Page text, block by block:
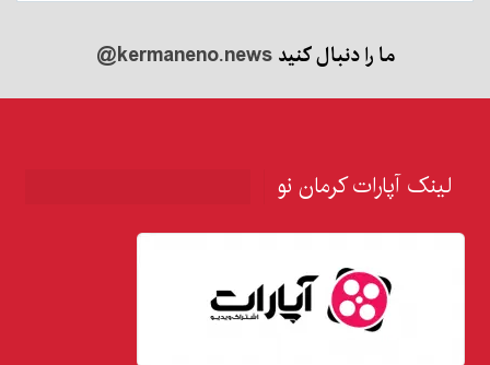
ما را دنبال کنید@kermaneno.news
لینک آپارات کرمان نو